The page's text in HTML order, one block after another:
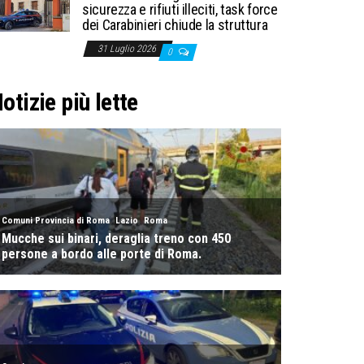
sicurezza e rifiuti illeciti, task force
dei Carabinieri chiude la struttura
31 Luglio 2026 0
più lette